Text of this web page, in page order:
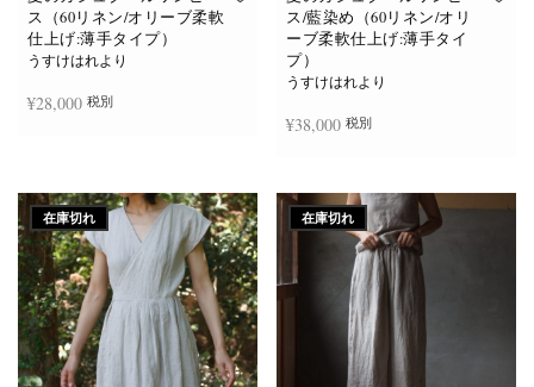
ス（60リネン/オリーブ柔軟
仕上げ:薄手タイプ）
うすけはれより
¥28,000 税別
ス/藍染め（60リネン/オリ
ーブ柔軟仕上げ:薄手タイ
プ）
うすけはれより
¥38,000 税別
在庫切れ 在庫切れ